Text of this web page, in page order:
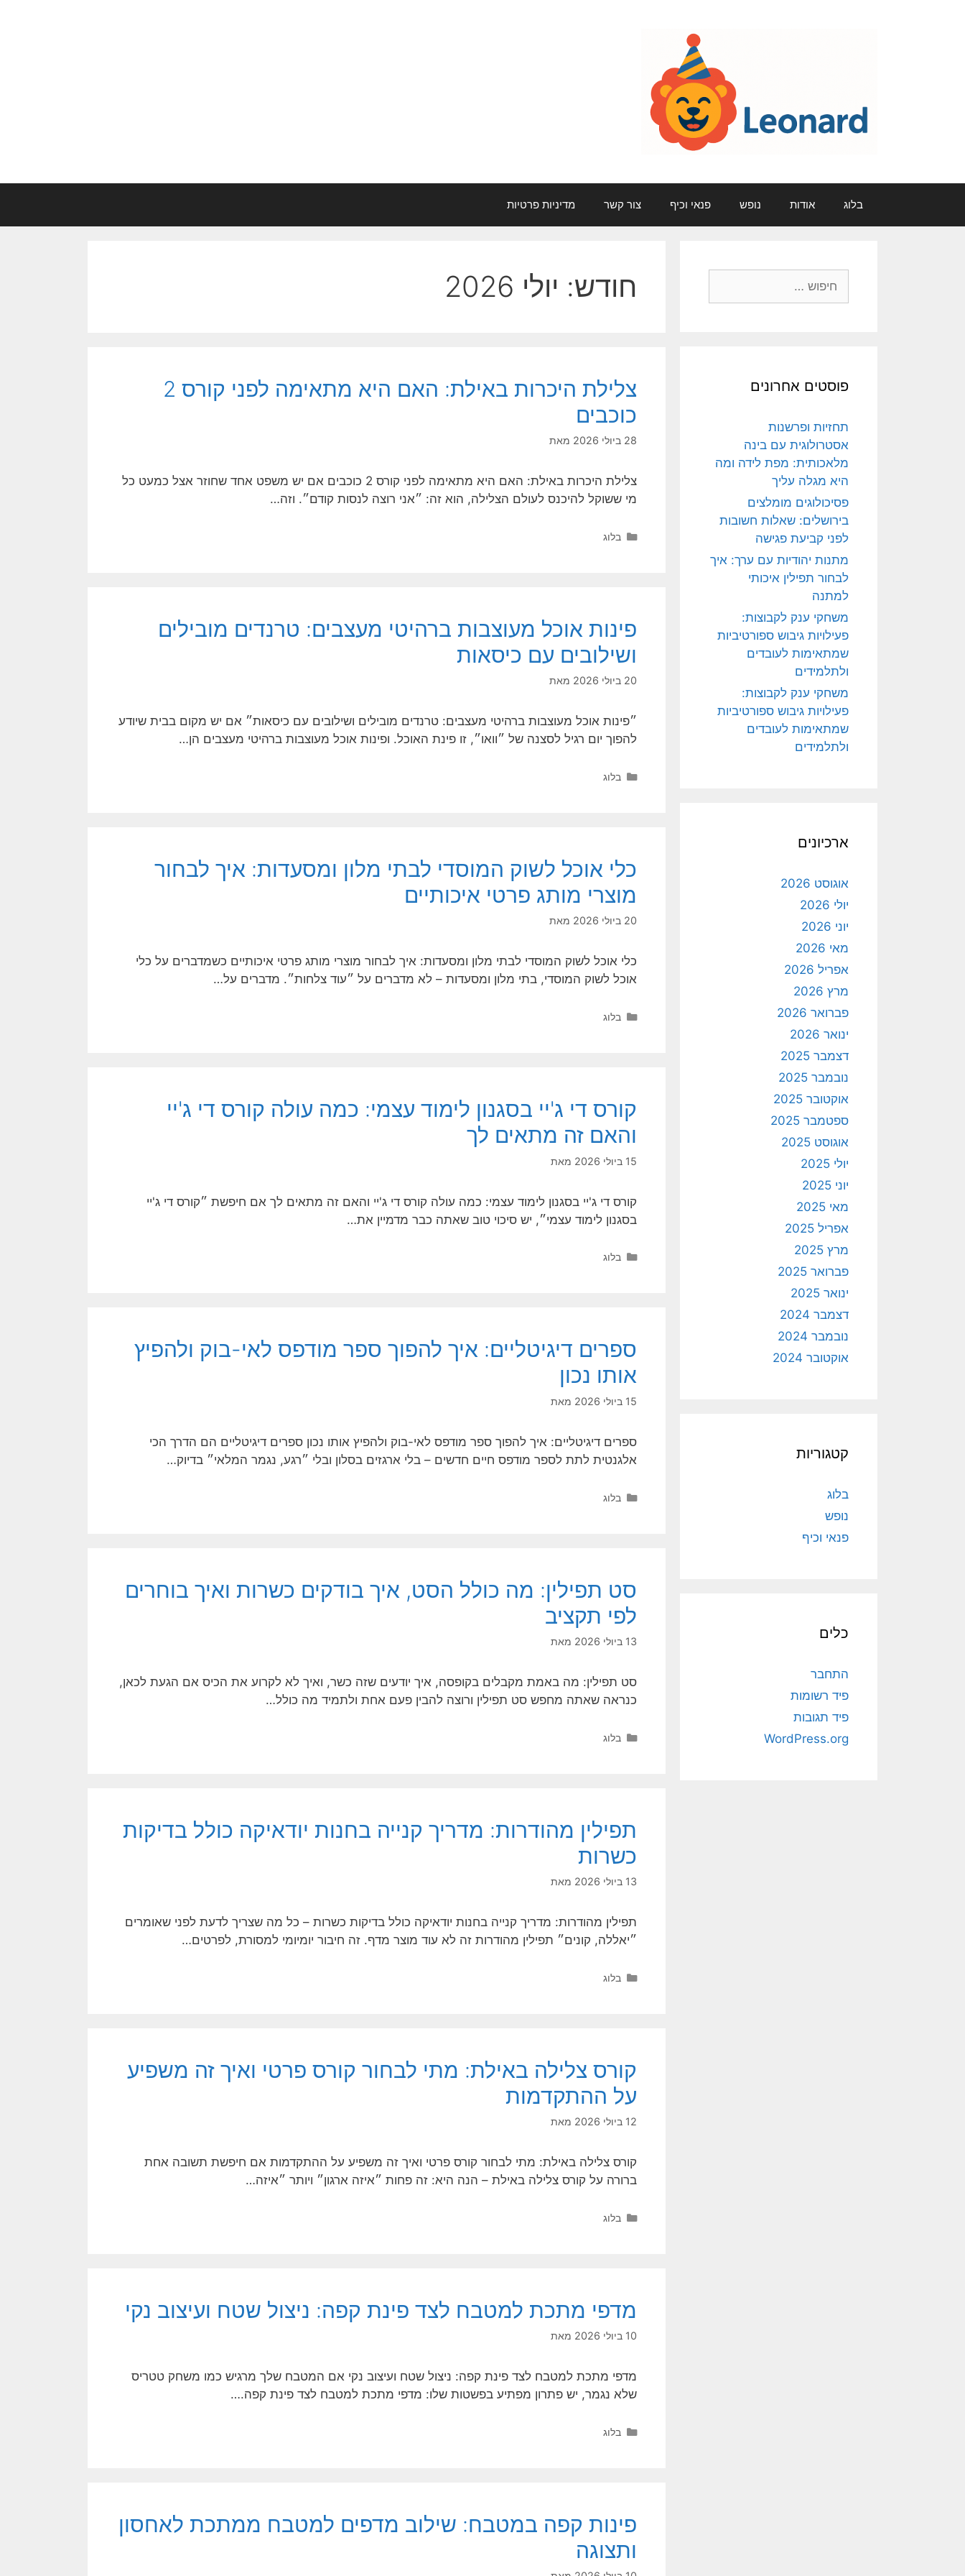
בלוג אודות נופש פנאי וכיף צור קשר מדיניות פרטיות
חודש: יולי 2026
צלילת היכרות באילת: האם היא מתאימה לפני קורס 2
כוכבים
28 ביולי 2026 מאת
צלילת היכרות באילת: האם היא מתאימה לפני קורס 2 כוכבים אם יש משפט אחד שחוזר אצל כמעט כל
מי ששוקל להיכנס לעולם הצלילה, הוא זה: ״אני רוצה לנסות קודם״. וזה…
קטגוריות
בלוג
פינות אוכל מעוצבות ברהיטי מעצבים: טרנדים מובילים
ושילובים עם כיסאות
20 ביולי 2026 מאת
״פינות אוכל מעוצבות ברהיטי מעצבים: טרנדים מובילים ושילובים עם כיסאות״ אם יש מקום בבית שיודע
להפוך יום רגיל לסצנה של ״וואו״, זו פינת האוכל. ופינות אוכל מעוצבות ברהיטי מעצבים הן…
קטגוריות
בלוג
כלי אוכל לשוק המוסדי לבתי מלון ומסעדות: איך לבחור
מוצרי מותג פרטי איכותיים
20 ביולי 2026 מאת
כלי אוכל לשוק המוסדי לבתי מלון ומסעדות: איך לבחור מוצרי מותג פרטי איכותיים כשמדברים על כלי
אוכל לשוק המוסדי, בתי מלון ומסעדות – לא מדברים על ״עוד צלחות״. מדברים על…
קטגוריות
בלוג
קורס די ג'יי בסגנון לימוד עצמי: כמה עולה קורס די ג'יי
והאם זה מתאים לך
15 ביולי 2026 מאת
קורס די ג'יי בסגנון לימוד עצמי: כמה עולה קורס די ג'יי והאם זה מתאים לך אם חיפשת ״קורס די ג'יי
בסגנון לימוד עצמי״, יש סיכוי טוב שאתה כבר מדמיין את…
קטגוריות
בלוג
ספרים דיגיטליים: איך להפוך ספר מודפס לאי-בוק ולהפיץ
אותו נכון
15 ביולי 2026 מאת
ספרים דיגיטליים: איך להפוך ספר מודפס לאי-בוק ולהפיץ אותו נכון ספרים דיגיטליים הם הדרך הכי
אלגנטית לתת לספר מודפס חיים חדשים – בלי ארגזים בסלון ובלי ״רגע, נגמר המלאי״ בדיוק…
קטגוריות
בלוג
סט תפילין: מה כולל הסט, איך בודקים כשרות ואיך בוחרים
לפי תקציב
13 ביולי 2026 מאת
סט תפילין: מה באמת מקבלים בקופסה, איך יודעים שזה כשר, ואיך לא לקרוע את הכיס אם הגעת לכאן,
כנראה שאתה מחפש סט תפילין ורוצה להבין פעם אחת ולתמיד מה כולל…
קטגוריות
בלוג
תפילין מהודרות: מדריך קנייה בחנות יודאיקה כולל בדיקות
כשרות
13 ביולי 2026 מאת
תפילין מהודרות: מדריך קנייה בחנות יודאיקה כולל בדיקות כשרות – כל מה שצריך לדעת לפני שאומרים
״יאללה, קונים״ תפילין מהודרות זה לא עוד מוצר מדף. זה חיבור יומיומי למסורת, לפרטים…
קטגוריות
בלוג
קורס צלילה באילת: מתי לבחור קורס פרטי ואיך זה משפיע
על ההתקדמות
12 ביולי 2026 מאת
קורס צלילה באילת: מתי לבחור קורס פרטי ואיך זה משפיע על ההתקדמות אם חיפשת תשובה אחת
ברורה על קורס צלילה באילת – הנה היא: זה פחות ״איזה ארגון״ ויותר ״איזה…
קטגוריות
בלוג
מדפי מתכת למטבח לצד פינת קפה: ניצול שטח ועיצוב נקי
10 ביולי 2026 מאת
מדפי מתכת למטבח לצד פינת קפה: ניצול שטח ועיצוב נקי אם המטבח שלך מרגיש כמו משחק טטריס
שלא נגמר, יש פתרון מפתיע בפשטות שלו: מדפי מתכת למטבח לצד פינת קפה.…
קטגוריות
בלוג
פינות קפה במטבח: שילוב מדפים למטבח ממתכת לאחסון
ותצוגה
פוסטים אחרונים
תחזיות ופרשנות
אסטרולוגית עם בינה
מלאכותית: מפת לידה ומה
היא מגלה עליך
פסיכולוגים מומלצים
בירושלים: שאלות חשובות
לפני קביעת פגישה
מתנות יהודיות עם ערך: איך
לבחור תפילין איכותי
למתנה
משחקי ענק לקבוצות:
פעילויות גיבוש ספורטיביות
שמתאימות לעובדים
ולתלמידים
משחקי ענק לקבוצות:
פעילויות גיבוש ספורטיביות
שמתאימות לעובדים
ולתלמידים
ארכיונים
אוגוסט 2026
יולי 2026
יוני 2026
מאי 2026
אפריל 2026
מרץ 2026
פברואר 2026
ינואר 2026
דצמבר 2025
נובמבר 2025
אוקטובר 2025
ספטמבר 2025
אוגוסט 2025
יולי 2025
יוני 2025
מאי 2025
אפריל 2025
מרץ 2025
פברואר 2025
ינואר 2025
דצמבר 2024
נובמבר 2024
אוקטובר 2024
קטגוריות
בלוג
נופש
פנאי וכיף
כלים
התחבר
פיד רשומות
פיד תגובות
WordPress.org